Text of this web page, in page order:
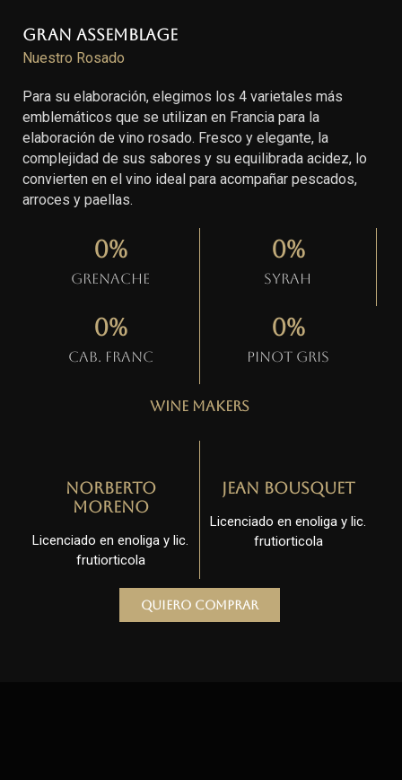
Gran Assemblage
Nuestro Rosado
Para su elaboración, elegimos los 4 varietales más
emblemáticos que se utilizan en Francia para la
elaboración de vino rosado. Fresco y elegante, la
complejidad de sus sabores y su equilibrada acidez, lo
convierten en el vino ideal para acompañar pescados,
arroces y paellas.
Grenache
0%
Syrah
0%
Cab. Franc
0%
Pinot gris
0%
Wine Makers
Norberto
Moreno
Licenciado en enoliga y lic.
frutiorticola
Jean Bousquet
Licenciado en enoliga y lic.
frutiorticola
Quiero comprar